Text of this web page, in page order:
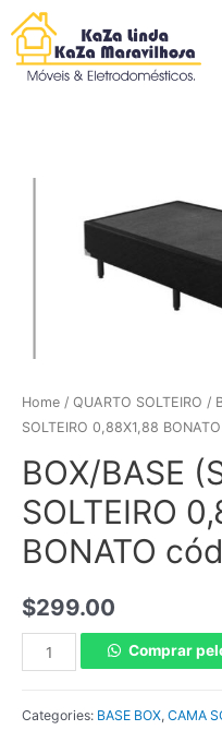
Home / QUARTO SOLTEIRO /
SOLTEIRO 0,88X1,88
BOX/BASE
SOLTEIRO
BONATO
$299.00
Comprar
Categories: BASE BOX, CAMA